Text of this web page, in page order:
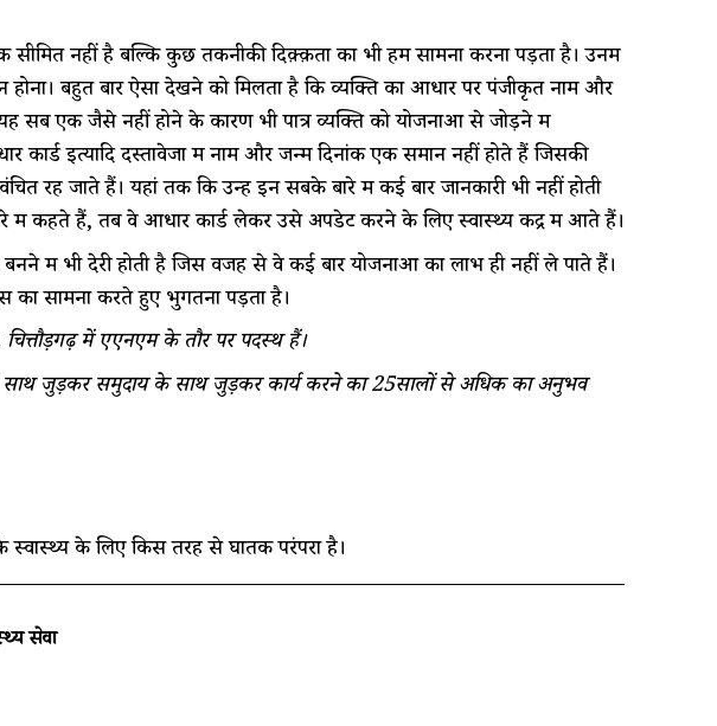
नहीं है बल्कि कुछ तकनीकी दिक़्क़तों का भी हमें सामना करना पड़ता है। उनमें
बहुत बार ऐसा देखने को मिलता है कि व्यक्ति का आधार पर पंजीकृत नाम और
सब एक जैसे नहीं होने के कारण भी पात्र व्यक्ति को योजनाओं से जोड़ने में
कार्ड इत्यादि दस्तावेजों में नाम और जन्म दिनांक एक समान नहीं होते हैं जिसकी
रह जाते हैं। यहां तक कि उन्हें इन सबके बारे में कई बार जानकारी भी नहीं होती
में कहते हैं, तब वे आधार कार्ड लेकर उसे अपडेट करने के लिए स्वास्थ्य केंद्र में आते हैं।
में भी देरी होती है जिस वजह से वे कई बार योजनाओं का लाभ ही नहीं ले पाते हैं।
का सामना करते हुए भुगतना पड़ता है।
चित्तौड़गढ़ में एएनएम के तौर पर पदस्थ हैं।
के साथ जुड़कर समुदाय के साथ जुड़कर कार्य करने का 25सालों से अधिक का अनुभव
के लिए किस तरह से घातक परंपरा है।
सेवा